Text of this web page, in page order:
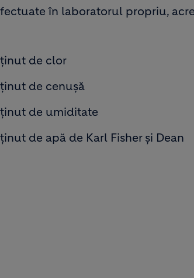
în laboratorul propriu,
de clor
de cenuşă
de umiditate
de apă de Karl Fisher şi Dean